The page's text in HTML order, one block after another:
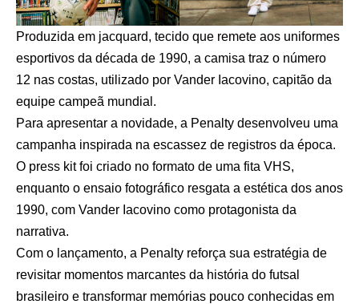
Produzida em jacquard, tecido que remete aos uniformes
esportivos da década de 1990, a camisa traz o número
12 nas costas, utilizado por Vander Iacovino, capitão da
equipe campeã mundial.
Para apresentar a novidade, a Penalty desenvolveu uma
campanha inspirada na escassez de registros da época.
O press kit foi criado no formato de uma fita VHS,
enquanto o ensaio fotográfico resgata a estética dos anos
1990, com Vander Iacovino como protagonista da
narrativa.
Com o lançamento, a Penalty reforça sua estratégia de
revisitar momentos marcantes da história do futsal
brasileiro e transformar memórias pouco conhecidas em